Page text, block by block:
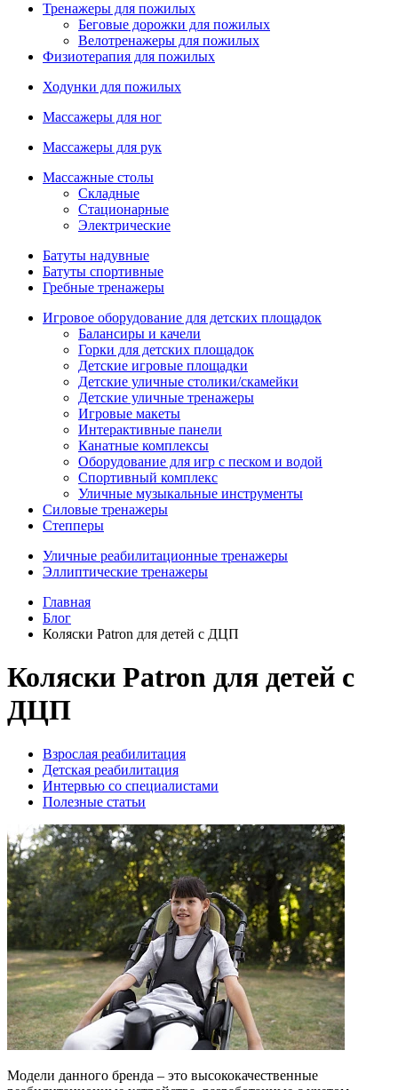
Тренажеры для пожилых
Беговые дорожки для пожилых
Велотренажеры для пожилых
Физиотерапия для пожилых
Ходунки для пожилых
Массажеры для ног
Массажеры для рук
Массажные столы
Складные
Стационарные
Электрические
Батуты надувные
Батуты спортивные
Гребные тренажеры
Игровое оборудование для детских площадок
Балансиры и качели
Горки для детских площадок
Детские игровые площадки
Детские уличные столики/скамейки
Детские уличные тренажеры
Игровые макеты
Интерактивные панели
Канатные комплексы
Оборудование для игр с песком и водой
Спортивный комплекс
Уличные музыкальные инструменты
Силовые тренажеры
Степперы
Уличные реабилитационные тренажеры
Эллиптические тренажеры
Главная
Блог
Коляски Patron для детей с ДЦП
Коляски Patron для детей с
ДЦП
Взрослая реабилитация
Детская реабилитация
Интервью со специалистами
Полезные статьи
Модели данного бренда – это высококачественные